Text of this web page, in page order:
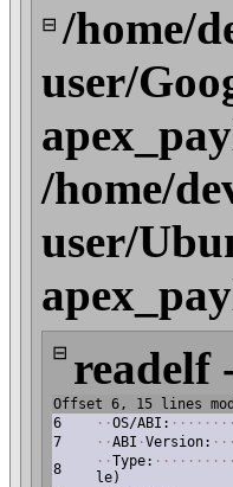
⊟ /home/
user/
/home/
user/
⊟ readelf
Offset 6, 15 lines
6
· ·OS/ABI: · · · · · · · ·
7
· ·ABI ·Version: · · ·
8
· ·Type: · · · · · · · · · ·
le)